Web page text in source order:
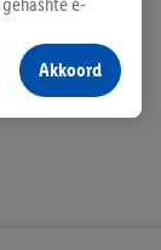
waarin je
plaatsen
Akkoord